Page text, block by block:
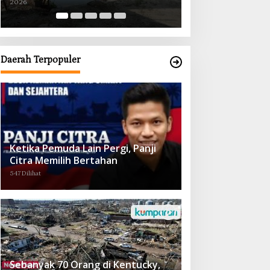
Obat demi Wujudkan Kampar Dihati
2026
Daerah Terpopuler
Ketika Pemuda Lain Pergi, Panji
Citra Memilih Bertahan
547 Dilihat
Sebanyak 70 Orang di Kentucky,